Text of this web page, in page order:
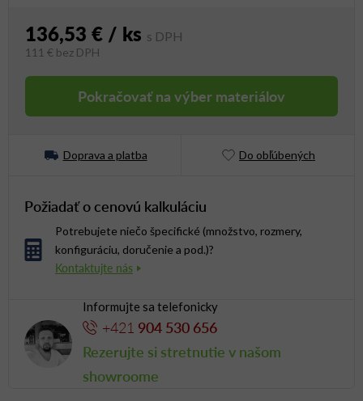
136,53 € / ks
111 € bez DPH
Pokračovať na výber materiálov
Doprava a platba Do obľúbených
Požiadať o cenovú kalkuláciu
Potrebujete niečo špecifické (množstvo, rozmery,
konfiguráciu, doručenie a pod.)?
Informujte sa telefonicky
+421 904 530 656
Rezerujte si stretnutie v našom
showroome